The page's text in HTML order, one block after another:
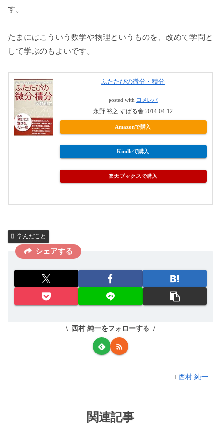
す。
たまにはこういう数学や物理というものを、改めて学問と
して学ぶのもよいです。
ふたたびの微分・積分
posted with ヨメレバ
永野 裕之 すばる舎 2014-04-12
Amazonで購入
Kindleで購入
楽天ブックスで購入
学んだこと
シェアする
西村 純一をフォローする
西村 純一
関連記事